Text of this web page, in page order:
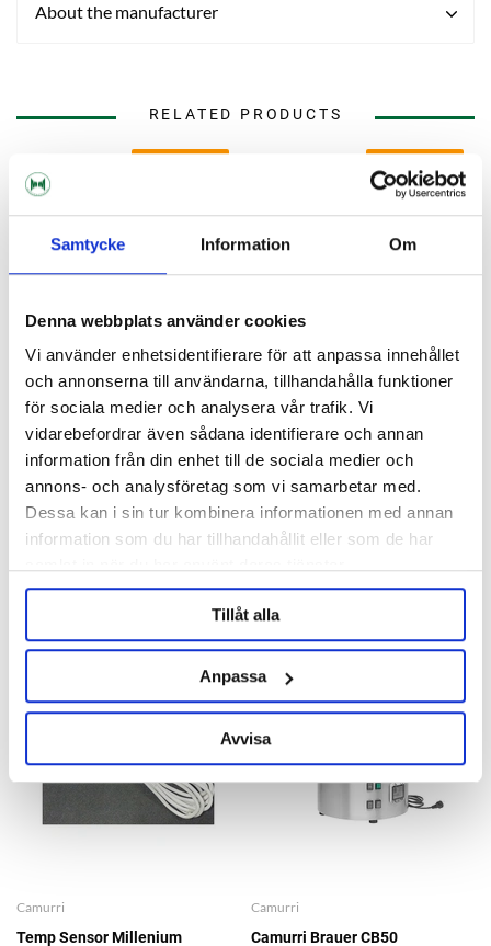
Samtycke Information Om
Denna webbplats använder cookies
Vi använder enhetsidentifierare för att anpassa innehållet
och annonserna till användarna, tillhandahålla funktioner
för sociala medier och analysera vår trafik. Vi
vidarebefordrar även sådana identifierare och annan
information från din enhet till de sociala medier och
annons- och analysföretag som vi samarbetar med.
Dessa kan i sin tur kombinera informationen med annan
information som du har tillhandahållit eller som de har
Tillåt alla
Anpassa
Avvisa
About the manufacturer
RELATED PRODUCTS
Camurri
Camurri Brauer CB100
40 750 kr
Camurri
Camurri Brauer CB200
153 995 kr
Camurri
Temp Sensor Millenium
Camurri
Camurri Brauer CB50